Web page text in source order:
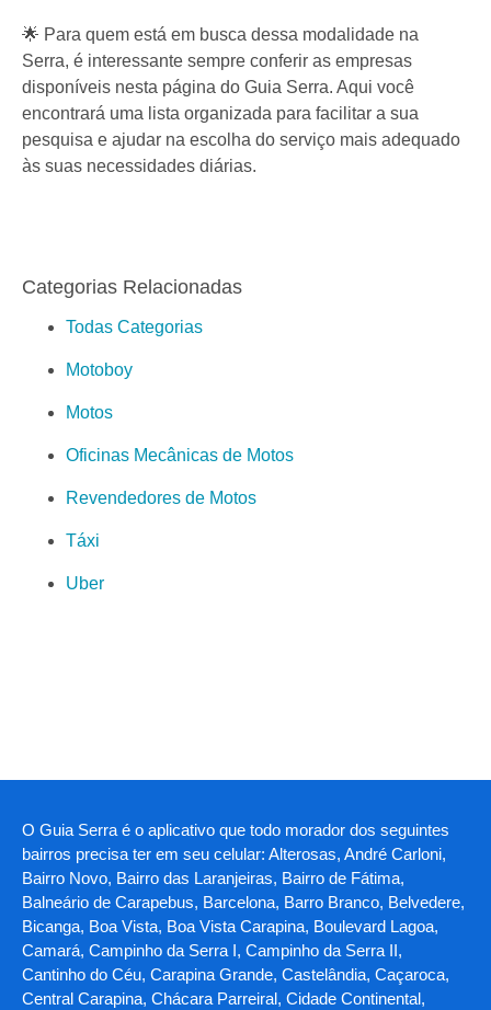
🌟 Para quem está em busca dessa modalidade na
Serra, é interessante sempre conferir as empresas
disponíveis nesta página do Guia Serra. Aqui você
encontrará uma lista organizada para facilitar a sua
pesquisa e ajudar na escolha do serviço mais adequado
às suas necessidades diárias.
Categorias Relacionadas
Todas Categorias
Motoboy
Motos
Oficinas Mecânicas de Motos
Revendedores de Motos
Táxi
Uber
O Guia Serra é o aplicativo que todo morador dos seguintes
bairros precisa ter em seu celular: Alterosas, André Carloni,
Bairro Novo, Bairro das Laranjeiras, Bairro de Fátima,
Balneário de Carapebus, Barcelona, Barro Branco, Belvedere,
Bicanga, Boa Vista, Boa Vista Carapina, Boulevard Lagoa,
Camará, Campinho da Serra I, Campinho da Serra II,
Cantinho do Céu, Carapina Grande, Castelândia, Caçaroca,
Central Carapina, Chácara Parreiral, Cidade Continental,